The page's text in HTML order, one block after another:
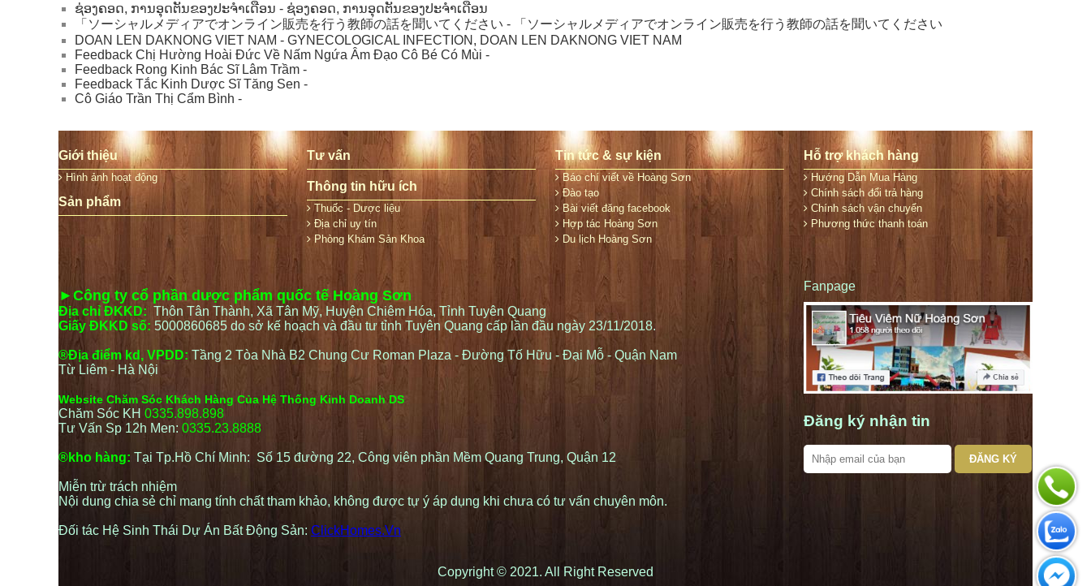
ຊ່ອງຄອດ, ການອຸດຕັນຂອງປະຈໍາເດືອນ - ຊ່ອງຄອດ, ການອຸດຕັນຂອງປະຈໍາເດືອນ
「ソーシャルメディアでオンライン販売を行う教師の話を聞いてください - 「ソーシャルメディアでオンライン販売を行う教師の話を聞いてください
DOAN LEN DAKNONG VIET NAM - GYNECOLOGICAL INFECTION, DOAN LEN DAKNONG VIET NAM
Feedback Chị Hường Hoài Đức Về Nấm Ngứa Âm Đạo Cô Bé Có Mùi -
Feedback Rong Kinh Bác Sĩ Lâm Trầm -
Feedback Tắc Kinh Dược Sĩ Tăng Sen -
Cô Giáo Trần Thị Cẩm Bình -
Giới thiệu
Hình ảnh hoạt động
Sản phẩm
Tư vấn
Thông tin hữu ích
Thuốc - Dược liệu
Địa chỉ uy tín
Phòng Khám Sản Khoa
Tin tức & sự kiện
Báo chí viết về Hoàng Sơn
Đào tạo
Bài viết đăng facebook
Hợp tác Hoàng Sơn
Du lịch Hoàng Sơn
Hỗ trợ khách hàng
Hướng Dẫn Mua Hàng
Chính sách đổi trả hàng
Chính sách vận chuyển
Phương thức thanh toán
►Công ty cổ phần dược phẩm quốc tế Hoàng Sơn
Địa chỉ ĐKKD: Thôn Tân Thành, Xã Tân Mỹ, Huyện Chiêm Hóa, Tỉnh Tuyên Quang
Giấy ĐKKD số: 5000860685 do sở kế hoạch và đầu tư tỉnh Tuyên Quang cấp lần đầu ngày 23/11/2018.
®Địa điểm kd, VPDD: Tầng 2 Tòa Nhà B2 Chung Cư Roman Plaza - Đường Tố Hữu - Đại Mỗ - Quận Nam
Từ Liêm - Hà Nội
Website Chăm Sóc Khách Hàng Của Hệ Thống Kinh Doanh DS
Chăm Sóc KH 0335.898.898
Tư Vấn Sp 12h Men: 0335.23.8888
®kho hàng: Tại Tp.Hồ Chí Minh: Số 15 đường 22, Công viên phần Mềm Quang Trung, Quận 12
Miễn trừ trách nhiệm
Nội dung chia sẻ chỉ mang tính chất tham khảo, không được tự ý áp dụng khi chưa có tư vấn chuyên môn.
Đối tác Hệ Sinh Thái Dự Án Bất Động Sản: ClickHomes.Vn
Fanpage
Đăng ký nhận tin
ĐĂNG KÝ
Copyright © 2021. All Right Reserved